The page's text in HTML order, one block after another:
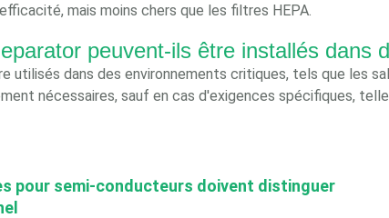
mais moins chers que les filtres HEPA.
peuvent-ils être installés dans
dans des environnements critiques, tels que les
nécessaires, sauf en cas d'exigences spécifiques,
pour semi-conducteurs doivent distinguer